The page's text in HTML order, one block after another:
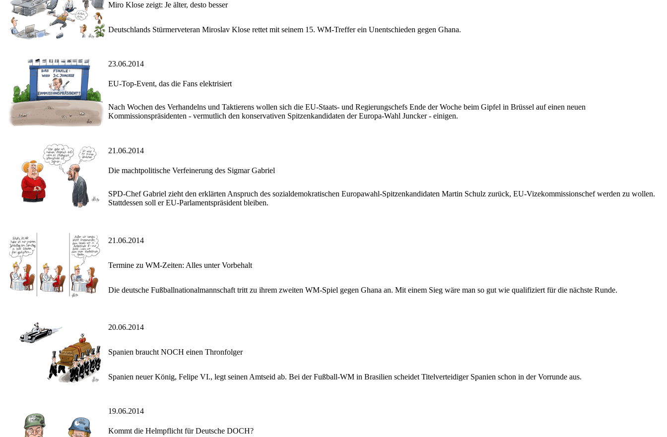
Miro Klose zeigt: Je älter, desto besser
Deutschlands Stürmerveteran Miroslav Klose rettet mit seinem 15. WM-Treffer ein Unentschieden gegen Ghana.
23.06.2014
EU-Top-Event, das die Fans elektrisiert
Nach Wochen des Verhandelns und Taktierens wollen sich die EU-Staats- und Regierungschefs Ende der Woche beim Gipfel in Brüssel auf einen neuen
Kommissionspräsidenten - vermutlich den konservativen Spitzenkandidaten der Europa-Wahl Juncker - einigen.
21.06.2014
Die machtpolitische Verfeinerung des Sigmar Gabriel
SPD-Chef Gabriel zieht den erklärten Anspruch des sozialdemokratischen Europawahl-Spitzenkandidaten Martin Schulz zurück, EU-Vizekommissionschef werden zu wollen.
Stattdessen soll er EU-Parlamentspräsident bleiben.
21.06.2014
Termine zu WM-Zeiten: Alles unter Vorbehalt
Die deutsche Fußballnationalmannschaft tritt zu ihrem zweiten WM-Spiel gegen Ghana an. Mit einem Sieg wäre man so gut wie qualifiziert für die nächste Runde.
20.06.2014
Spanien braucht NOCH einen Thronfolger
Spanien neuer König, Felipe VI., legt seinen Amtseid ab. Bei der Fußball-WM in Brasilien scheidet Titelverteidiger Spanien schon in der Vorrunde aus.
19.06.2014
Kommt die Helmpflicht für Deutsche DOCH?